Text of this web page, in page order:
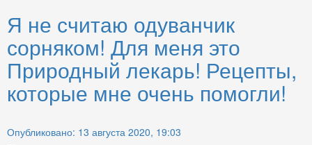
Я не считаю одуванчик
сорняком! Для меня это
Природный лекарь! Рецепты,
которые мне очень помогли!
Опубликовано: 13 августа 2020, 19:03